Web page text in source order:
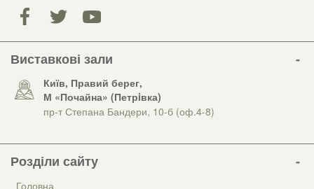
Виставкові зали
Київ, Правий берег,
М «Почайна» (Петрiвка)
пр-т Степана Бандери, 10-б (оф.4-8)
Розділи сайту
Головна